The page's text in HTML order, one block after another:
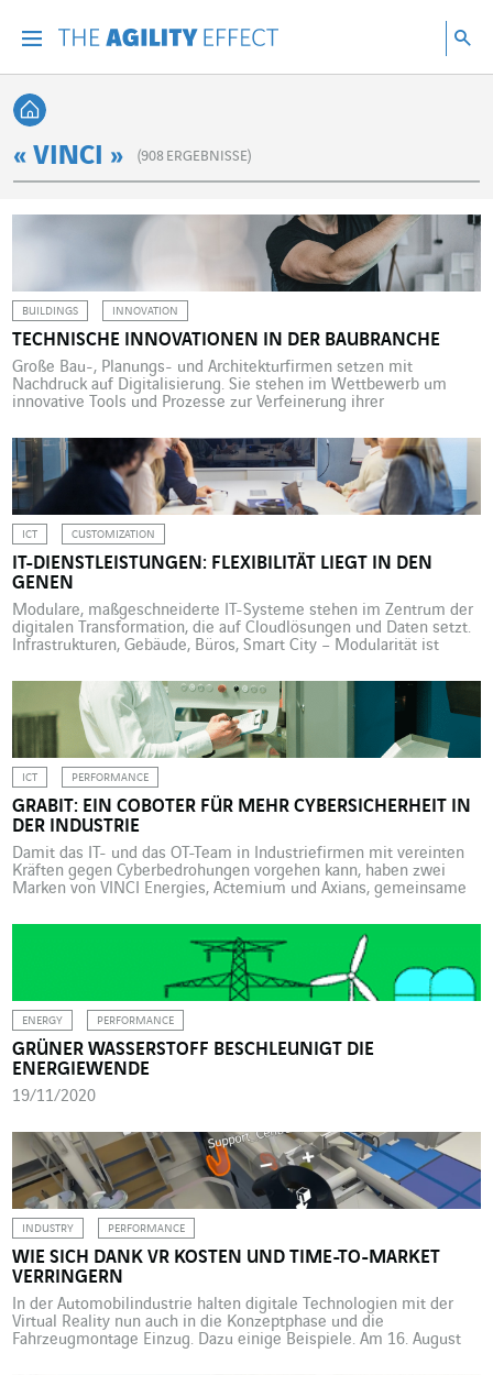
Zurück zur Startseite
« VINCI » (908 ERGEBNISSE)
BUILDINGS INNOVATION
TECHNISCHE INNOVATIONEN IN DER BAUBRANCHE
Große Bau-, Planungs- und Architekturfirmen setzen mit
Nachdruck auf Digitalisierung. Sie stehen im Wettbewerb um
innovative Tools und Prozesse zur Verfeinerung ihrer
ihren eigenen Angaben zunächst einmal zu einer besseren
Projektkoordination, was auch erhebliche vertriebliche
Auswirkungen hat. In einer Studie von BD+C verweisen diese
Großunternehmen auf den […]
ICT CUSTOMIZATION
IT-DIENSTLEISTUNGEN: FLEXIBILITÄT LIEGT IN DEN
GENEN
Modulare, maßgeschneiderte IT-Systeme stehen im Zentrum der
digitalen Transformation, die auf Cloudlösungen und Daten setzt.
Infrastrukturen, Gebäude, Büros, Smart City – Modularität ist
zur Senkung des Energieverbrauchs und bei organisatorischen
Engpässen. Flexibilität und maßgeschneiderte Systeme haben
noch für einen weiteren Sektor zentrale Bedeutung, der aber
kaum […]
ICT PERFORMANCE
GRABIT: EIN COBOTER FÜR MEHR CYBERSICHERHEIT IN
DER INDUSTRIE
Damit das IT- und das OT-Team in Industriefirmen mit vereinten
Kräften gegen Cyberbedrohungen vorgehen kann, haben zwei
Marken von VINCI Energies, Actemium und Axians, gemeinsame
Werkstätten wurden lange Zeit mit von außen unzugänglichen
und nicht mit dem Internet verbundenen Prozessleitsystemen
gesteuert. Aber die Digitalisierung in der […]
ENERGY PERFORMANCE
GRÜNER WASSERSTOFF BESCHLEUNIGT DIE
ENERGIEWENDE
19/11/2020
INDUSTRY PERFORMANCE
WIE SICH DANK VR KOSTEN UND TIME-TO-MARKET
VERRINGERN
In der Automobilindustrie halten digitale Technologien mit der
Virtual Reality nun auch in die Konzeptphase und die
Fahrzeugmontage Einzug. Dazu einige Beispiele. Am 16. August